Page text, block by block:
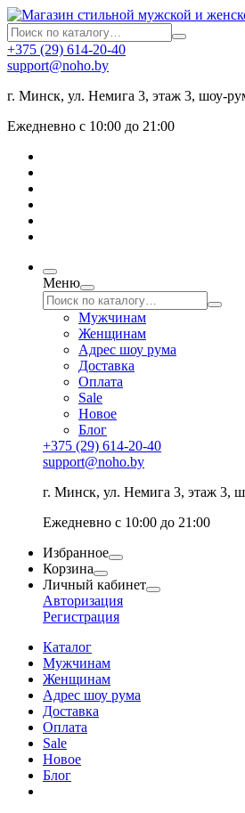
+375 (29) 614-20-40
support@noho.by
г. Минск, ул. Немига 3, этаж 3, шоу-
Ежедневно с 10:00 до 21:00
Меню
Мужчинам
Женщинам
Адрес шоу рума
Доставка
Оплата
Sale
Новое
Блог
+375 (29) 614-20-40
support@noho.by
г. Минск, ул. Немига 3, этаж 3,
Ежедневно с 10:00 до 21:00
Избранное
Корзина
Личный кабинет
Авторизация
Регистрация
Каталог
Мужчинам
Женщинам
Адрес шоу рума
Доставка
Оплата
Sale
Новое
Блог